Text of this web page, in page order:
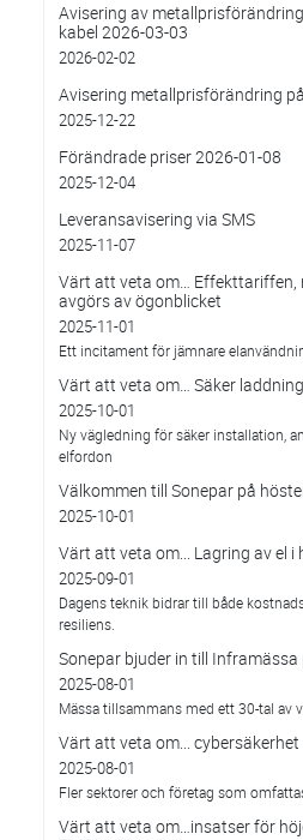
Avisering av
kabel 2026-03-03
2026-02-02
Avisering metallprisförändring
2025-12-22
Förändrade priser 2026-01-08
2025-12-04
Leveransavisering via SMS
2025-11-07
Värt att veta om… Effekttariffen,
avgörs av ögonblicket
2025-11-01
Ett incitament för jämnare
Värt att veta om… Säker
2025-10-01
Ny vägledning för säker installation,
elfordon
Välkommen till Sonepar på
2025-10-01
Värt att veta om... Lagring av el i
2025-09-01
Dagens teknik bidrar till både
resiliens.
Sonepar bjuder in till
2025-08-01
Mässa tillsammans med ett 30-tal av
Värt att veta om... cybersäkerhet
2025-08-01
Fler sektorer och företag som
Värt att veta om…insatser för